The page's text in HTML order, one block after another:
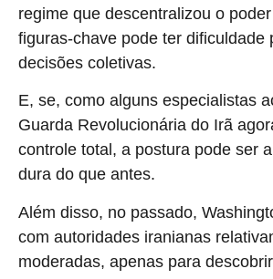
regime que descentralizou o
figuras-chave pode ter dificuldade
decisões coletivas.
E, se, como alguns especialistas
Guarda Revolucionária do Irã
controle total, a postura pode ser
dura do que antes.
Além disso, no passado,
com autoridades iranianas
moderadas, apenas para